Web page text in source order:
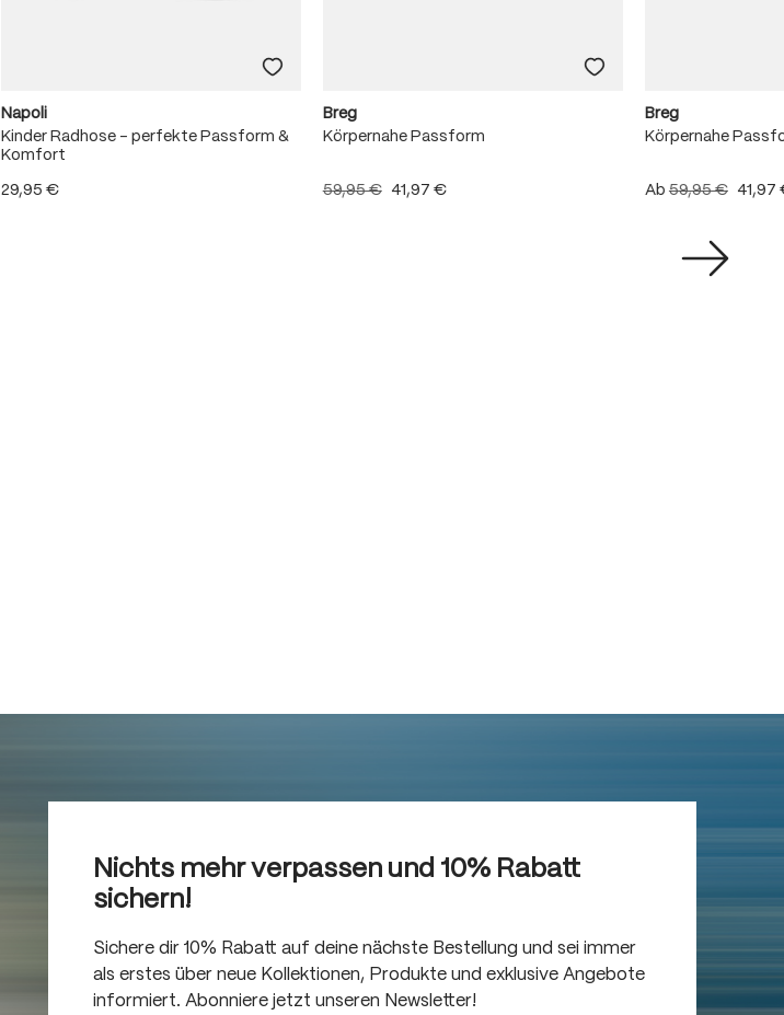
Napoli
Kinder Radhose – perfekte Passform &
Komfort
29,95 €
Breg
Körpernahe Passform
59,95 € 41,97 €
Breg
Körpernahe
Ab 59,95 € 41,97
Nichts mehr verpassen und 10% Rabatt
sichern!
Sichere dir 10% Rabatt auf deine nächste Bestellung und sei immer
als erstes über neue Kollektionen, Produkte und exklusive Angebote
informiert. Abonniere jetzt unseren Newsletter!